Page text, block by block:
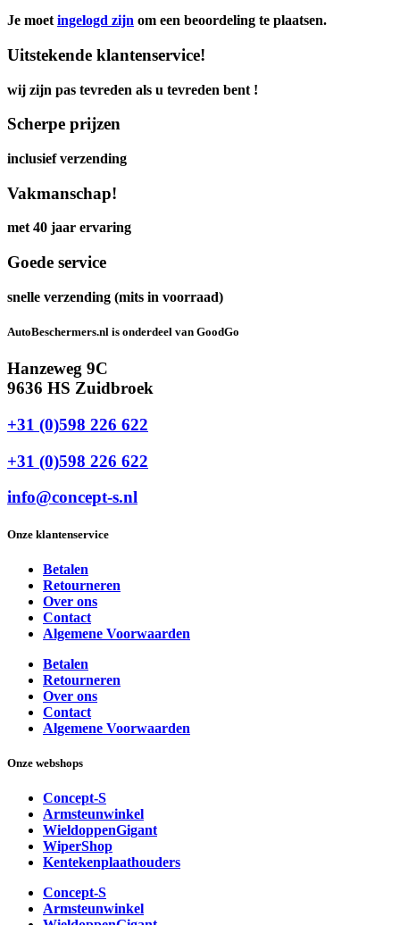
Je moet ingelogd zijn om een beoordeling te plaatsen.
Uitstekende klantenservice!
wij zijn pas tevreden als u tevreden bent !
Scherpe prijzen
inclusief verzending
Vakmanschap!
met 40 jaar ervaring
Goede service
snelle verzending (mits in voorraad)
AutoBeschermers.nl is onderdeel van GoodGo
Hanzeweg 9C
9636 HS Zuidbroek
+31 (0)598 226 622
+31 (0)598 226 622
info@concept-s.nl
Onze klantenservice
Betalen
Retourneren
Over ons
Contact
Algemene Voorwaarden
Betalen
Retourneren
Over ons
Contact
Algemene Voorwaarden
Onze webshops
Concept-S
Armsteunwinkel
WieldoppenGigant
WiperShop
Kentekenplaathouders
Concept-S
Armsteunwinkel